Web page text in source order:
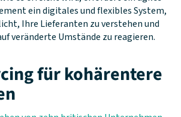
ein digitales und flexibles System,
Ihre Lieferanten zu verstehen und
veränderte Umstände zu reagieren.
für kohärentere